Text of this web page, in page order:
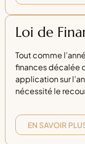
Loi de
Tout comme
finances décalée
application sur
nécessité le
EN SAVOIR